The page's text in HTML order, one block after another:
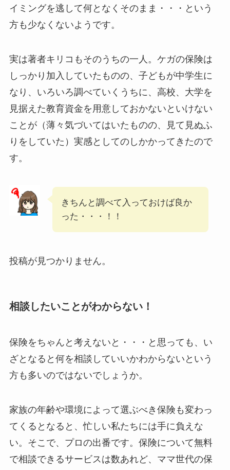
イミングを逃して何となくそのまま・・・という
方も少なくないようです。
実は著者キリコもそのうちの一人。ケガの保険は
しっかり加入していたものの、子どもが中学生に
なり、いろいろ調べていくうちに、高校、大学を
見据えた教育資金を用意しておかないといけない
ことが（薄々気づいてはいたものの、見て見ぬふ
りをしていた）実感としてのしかかってきたので
す。
きちんと調べて入っておけば良か
った・・・！！
投稿が見つかりません。
相談したいことがわからない！
保険をちゃんと考えないと・・・と思っても、い
ざとなると何を相談していいかわからないという
方も多いのではないでしょうか。
家族の年齢や環境によって選ぶべき保険も変わっ
てくるとなると、忙しい私たちには手に負えな
い。そこで、プロの出番です。保険について無料
で相談できるサービスは数あれど、ママ世代の保